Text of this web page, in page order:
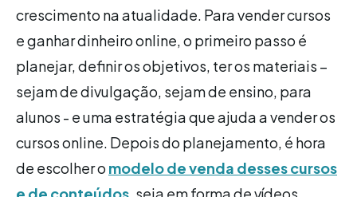
crescimento na atualidade. Para vender cursos
e ganhar dinheiro online, o primeiro passo é
planejar, definir os objetivos, ter os materiais –
sejam de divulgação, sejam de ensino, para
alunos - e uma estratégia que ajuda a vender os
cursos online. Depois do planejamento, é hora
de escolher o modelo de venda desses cursos